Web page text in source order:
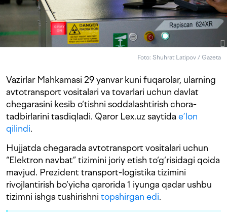
Foto: Shuhrat Latipov / Gazeta
Vazirlar Mahkamasi 29 yanvar kuni fuqarolar, ularning
avtotransport vositalari va tovarlari uchun davlat
chegarasini kesib o‘tishni soddalashtirish chora-
tadbirlarini tasdiqladi. Qaror Lex.uz saytida e’lon
qilindi.
Hujjatda chegarada avtotransport vositalari uchun
“Elektron navbat” tizimini joriy etish to‘g‘risidagi qoida
mavjud. Prezident transport-logistika tizimini
rivojlantirish bo‘yicha qarorida 1 iyunga qadar ushbu
tizimni ishga tushirishni topshirgan edi.